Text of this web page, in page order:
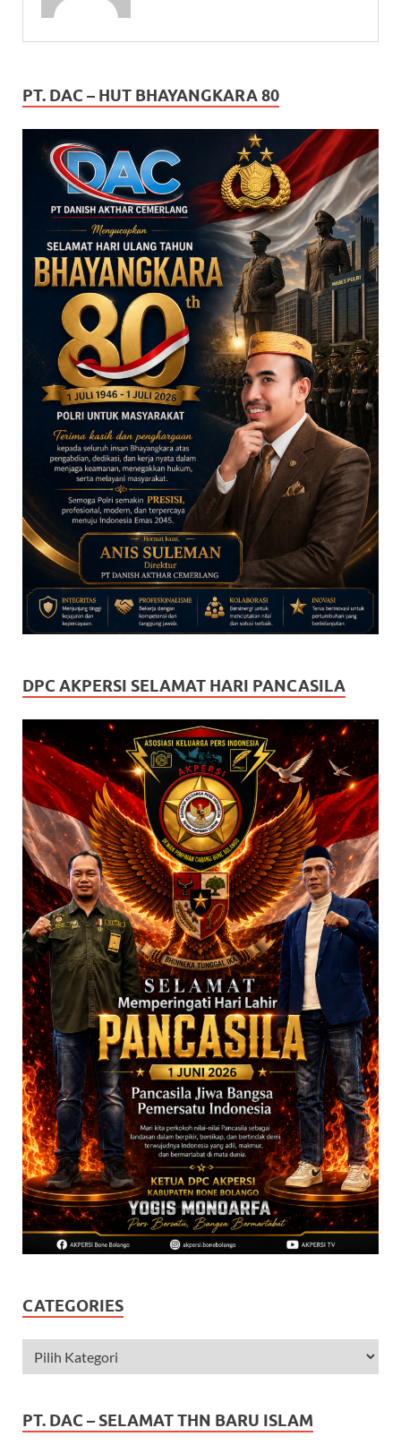
PT. DAC – HUT BHAYANGKARA 80
DPC AKPERSI SELAMAT HARI PANCASILA
CATEGORIES
PT. DAC – SELAMAT THN BARU ISLAM